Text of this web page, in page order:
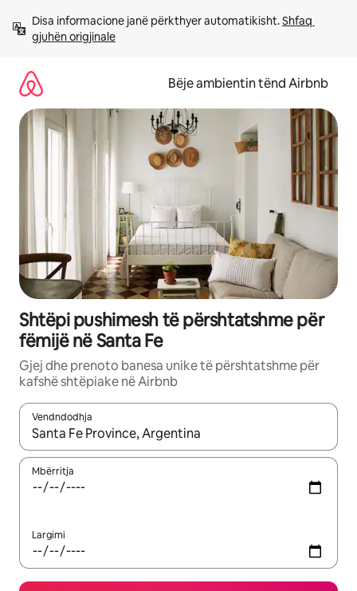
përmbajtja
Disa informacione janë përkthyer automatikisht. Shfaq
gjuhën origjinale
Bëje ambientin tënd Airbnb
Shtëpi pushimesh të përshtatshme për
fëmijë në Santa Fe
Gjej dhe prenoto banesa unike të përshtatshme për
kafshë shtëpiake në Airbnb
Vendndodhja
Kur rezultatet të jenë të disponueshme, lëviz me butonat e
Mbërritja
Largimi